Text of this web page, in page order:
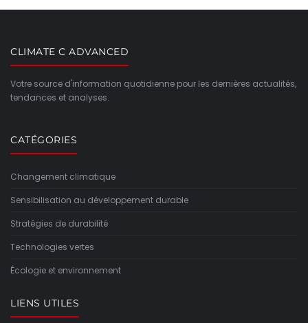
CLIMATE C ADVANCED
Votre source d'information quotidienne pour les dernières actualités,
tendances et analyses.
CATÉGORIES
Changement climatique
Sensibilisation au développement durable
Stratégies de durabilité
Technologies vertes
Écologie et environnement
LIENS UTILES